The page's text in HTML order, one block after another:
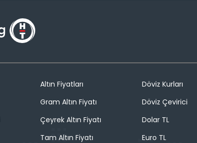
Altın Fiyatları
Gram Altın Fiyatı
Çeyrek Altın Fiyatı
Tam Altın Fiyatı
Döviz Kurları
Döviz Çevirici
Dolar TL
Euro TL